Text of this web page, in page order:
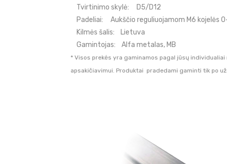
Tvirtinimo skylė:
D5/D12
Padeliai: Aukščio reguliuojamom M6 kojelės
Kilmės šalis:
Lietuva
Gamintojas:
Alfa metalas, MB
* Visos prekės yra gaminamos pagal jūsų
apsakičiavimui. Produktai pradedami gaminti tik po